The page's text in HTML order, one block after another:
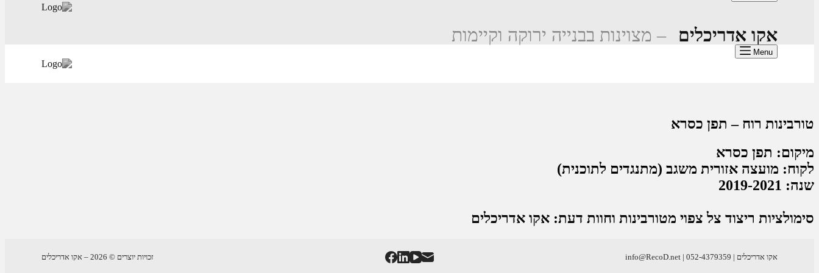
אקו אדריכלים – מצוינות בבנייה ירוקה וקיימות
Menu
טורבינות רוח – תפן כסרא
מיקום: תפן כסרא
לקוח: מועצה אזורית משגב (מתנגדים לתוכנית)
שנה: 2019-2021
סימולציות ריצוד צל צפוי מטורבינות וחוות דעת: אקו אדריכלים
אקו אדריכלים | info@RecoD.net | 052-4379359 זכויות יוצרים © 2026 – אקו אדריכלים